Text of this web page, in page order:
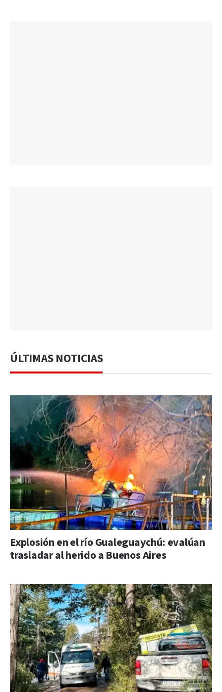
ÚLTIMAS NOTICIAS
Explosión en el río Gualeguaychú: evalúan
trasladar al herido a Buenos Aires